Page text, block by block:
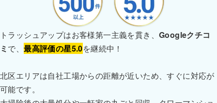
トラッシュアップはお客様第一主義を貫き、 Googleクチコ
ミ で、最高評価の星5.0を継続中！
北区エリアは自社工場からの距離が近いため、すぐに対応が
可能です。